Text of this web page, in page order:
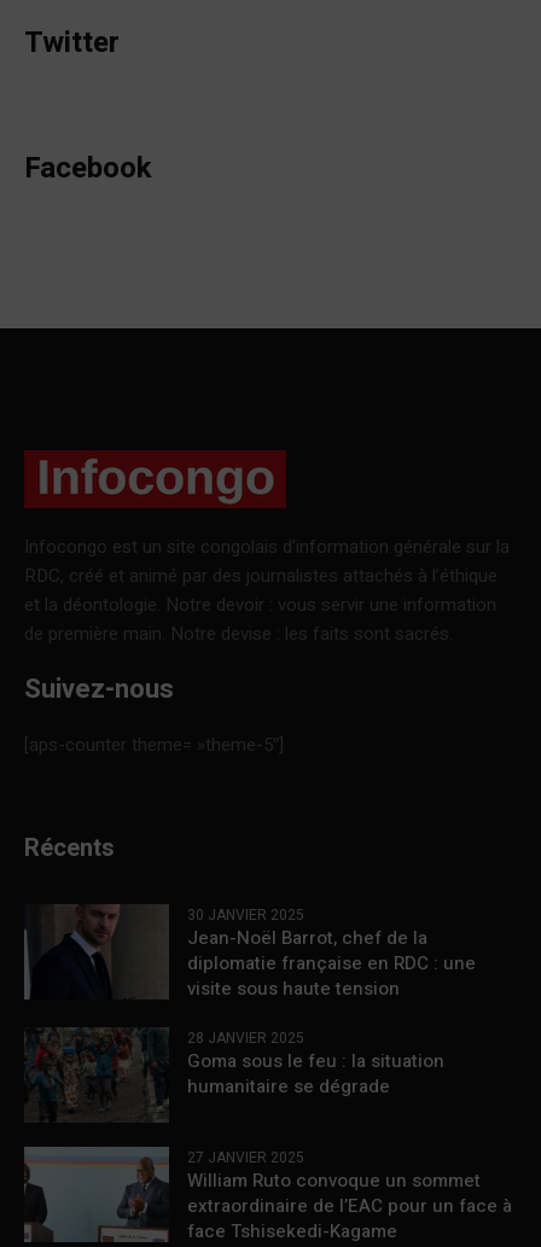
Twitter
Facebook
Infocongo est un site congolais d’information générale sur la
RDC, créé et animé par des journalistes attachés à l’éthique
et la déontologie. Notre devoir : vous servir une information
de première main. Notre devise : les faits sont sacrés.
Suivez-nous
[aps-counter theme= »theme-5″]
Récents
30 JANVIER 2025
Jean-Noël Barrot, chef de la
diplomatie française en RDC : une
visite sous haute tension
28 JANVIER 2025
Goma sous le feu : la situation
humanitaire se dégrade
27 JANVIER 2025
William Ruto convoque un sommet
extraordinaire de l’EAC pour un face à
face Tshisekedi-Kagame